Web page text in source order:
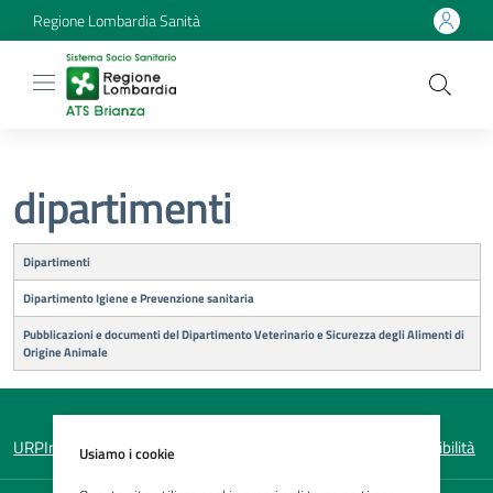
Regione Lombardia Sanità
dipartimenti
Titolo
Dipartimenti
Dipartimento Igiene e Prevenzione sanitaria
Pubblicazioni e documenti del Dipartimento Veterinario e Sicurezza degli Alimenti di
Origine Animale
URPInformativa sulla privacy Accessibilità
Usiamo i cookie